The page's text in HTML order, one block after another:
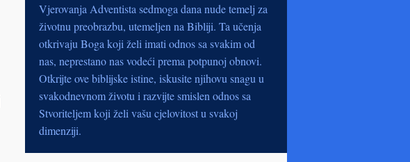
Vjerovanja Adventista sedmoga dana nude temelj za
životnu preobrazbu, utemeljen na Bibliji. Ta učenja
otkrivaju Boga koji želi imati odnos sa svakim od
nas, neprestano nas vodeći prema potpunoj obnovi.
Otkrijte ove biblijske istine, iskusite njihovu snagu u
svakodnevnom životu i razvijte smislen odnos sa
Stvoriteljem koji želi vašu cjelovitost u svakoj
dimenziji.